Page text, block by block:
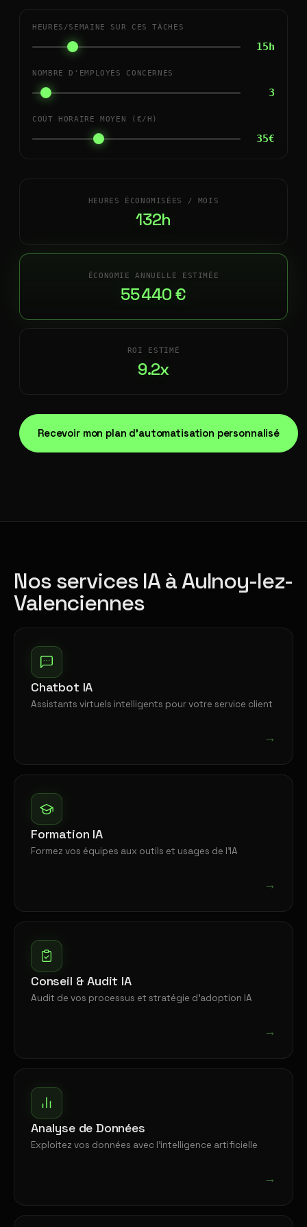
HEURES/SEMAINE SUR CES TÂCHES
15h
NOMBRE D'EMPLOYÉS CONCERNÉS
3
COÛT HORAIRE MOYEN (€/H)
35€
HEURES ÉCONOMISÉES / MOIS
132h
ÉCONOMIE ANNUELLE ESTIMÉE
55 440 €
ROI ESTIMÉ
9.2x
Recevoir mon plan d'automatisation personnalisé
Nos services IA à Aulnoy-lez-
Valenciennes
Chatbot IA
Assistants virtuels intelligents pour votre service client
→
Formation IA
Formez vos équipes aux outils et usages de l'IA
→
Conseil & Audit IA
Audit de vos processus et stratégie d'adoption IA
→
Analyse de Données
Exploitez vos données avec l'intelligence artificielle
→